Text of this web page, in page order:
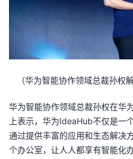
动
关
注
的
开
发
我
的
Programs
我
的
（华为智能协作领域总裁孙权
华为智能协作领域总裁孙权在华
上表示，华为IdeaHub不仅是一
通过提供丰富的应用和生态解决
个办公室，让人人都享有智能化